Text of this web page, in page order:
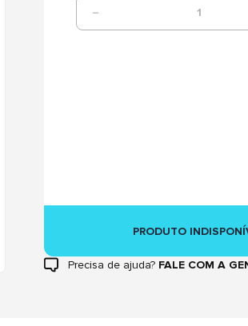
1
PRODUTO
Precisa de ajuda? FALE COM A